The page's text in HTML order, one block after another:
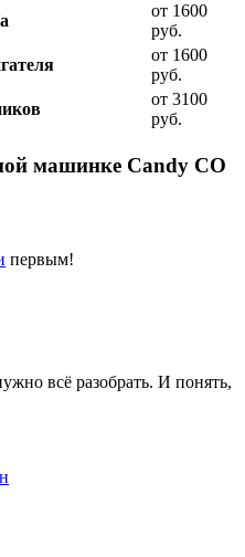
от 1600
руб.
от 1600
руб.
от 3100
руб.
машинке Candy CO
первым!
всё разобрать. И понять,